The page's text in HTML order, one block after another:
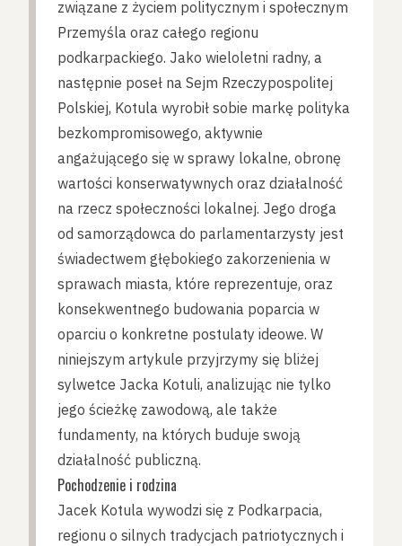
związane z życiem politycznym i społecznym
Przemyśla oraz całego regionu
podkarpackiego. Jako wieloletni radny, a
następnie poseł na Sejm Rzeczypospolitej
Polskiej, Kotula wyrobił sobie markę polityka
bezkompromisowego, aktywnie
angażującego się w sprawy lokalne, obronę
wartości konserwatywnych oraz działalność
na rzecz społeczności lokalnej. Jego droga
od samorządowca do parlamentarzysty jest
świadectwem głębokiego zakorzenienia w
sprawach miasta, które reprezentuje, oraz
konsekwentnego budowania poparcia w
oparciu o konkretne postulaty ideowe. W
niniejszym artykule przyjrzymy się bliżej
sylwetce Jacka Kotuli, analizując nie tylko
jego ścieżkę zawodową, ale także
fundamenty, na których buduje swoją
działalność publiczną.
Pochodzenie i rodzina
Jacek Kotula wywodzi się z Podkarpacia,
regionu o silnych tradycjach patriotycznych i